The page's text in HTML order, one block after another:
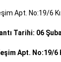
Apt. No:19/6
Tarihi: 06
Apt. No:19/6